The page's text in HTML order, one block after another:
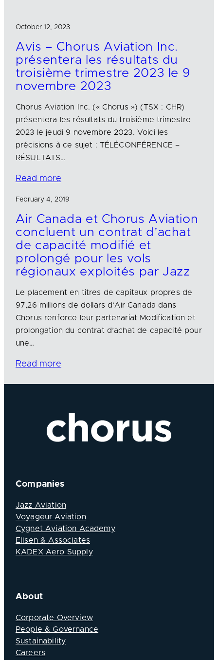
October 12, 2023
Avis – Chorus Aviation Inc.
présentera les résultats du
troisième trimestre 2023 le 9
novembre 2023
Chorus Aviation Inc. (« Chorus ») (TSX : CHR)
présentera les résultats du troisième trimestre
2023 le jeudi 9 novembre 2023. Voici les
précisions à ce sujet : TÉLÉCONFÉRENCE –
RÉSULTATS…
Read more
February 4, 2019
Air Canada et Chorus Aviation
concluent un contrat d’achat
de capacité modifié et
prolongé pour les vols
régionaux exploités par Jazz
Le placement en titres de capitaux propres de
97,26 millions de dollars d’Air Canada dans
Chorus renforce leur partenariat Modification et
prolongation du contrat d’achat de capacité pour
une…
Read more
Companies
Jazz Aviation
Voyageur Aviation
Cygnet Aviation Academy
Elisen & Associates
KADEX Aero Supply
About
Corporate Overview
People & Governance
Sustainability
Careers